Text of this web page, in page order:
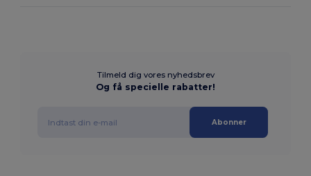
Tilmeld dig vores nyhedsbrev
Og få specielle rabatter!
Abonner